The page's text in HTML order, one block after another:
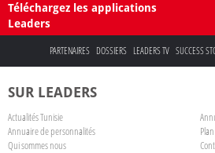
Téléchargez les applications
Leaders
PARTENAIRES DOSSIERS LEADERS TV SUCCESS
SUR LEADERS
Actualités Tunisie
Annuaire de personnalités
Qui sommes nous